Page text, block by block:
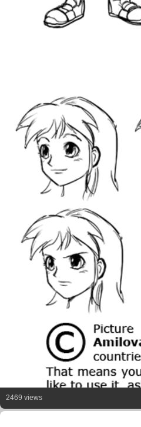
2469 views